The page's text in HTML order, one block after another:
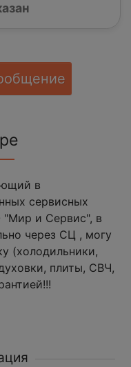
в
сервисных
и Сервис", в
через СЦ , могу
(холодильники,
плиты, СВЧ,